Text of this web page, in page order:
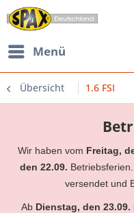
Menü
Übersicht 1.6 FSI
Wir haben vom Freitag,
den 22.09.
versendet und
Ab Dienstag, den 23.09.